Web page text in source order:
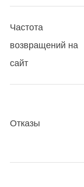
Частота
возвращений на
сайт
Отказы